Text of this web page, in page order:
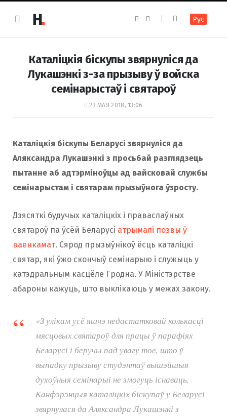
e
o
k
t
r
a
m
Рус
Каталіцкія біскупы звярнуліся да
Лукашэнкі з-за прызыву ў войска
семінарыстаў і святароў
23 МАЯ 2018, 13:06
Каталіцкія біскупы Беларусі звярнуліся да
Аляксандра Лукашэнкі з просьбай разглядзець
пытанне аб адтэрміноўцы ад вайсковай службы
семінарыстам і святарам прызыўнога ўзросту.
Дзясяткі будучых каталіцкіх і праваслаўных
святароў па ўсёй Беларусі атрымалі позвы ў
ваенкамат. Сярод прызыўнікоў ёсць каталіцкі
святар, які ўжо скончыў семінарыю і служыць у
катэдральным касцёле Гродна. У Міністэрстве
абароны кажуць, што выклікаюць у межах закону.
«З улікам усё яшчэ недастатковай колькасці
мясцовых святароў для працы ў парафіях
Беларусі і беручы пад увагу тое, што ў
выпадку прызыву студэнтаў вышэйшыя
духоўныя семінарыі не змогуць існаваць,
Канфэрэнцыя каталіцкіх біскупаў у Беларусі
звярнулася да Аляксандра Лукашэнкі з